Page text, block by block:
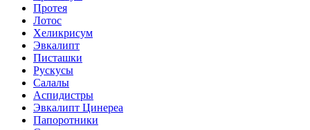
Протея
Лотос
Хеликрисум
Эвкалипт
Писташки
Рускусы
Салалы
Аспидистры
Эвкалипт Цинереа
Папоротники